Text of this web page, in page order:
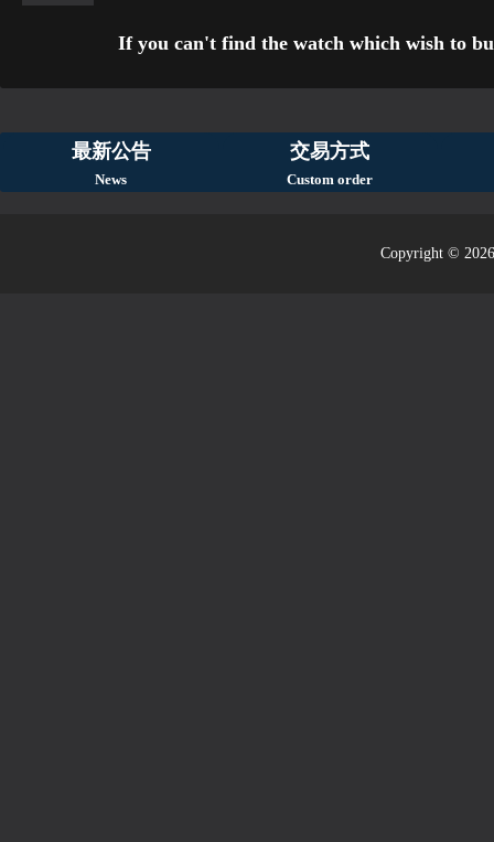
If you can't find the watch which wish to
最新公告
News
交易方式
Custom order
Copyright ©